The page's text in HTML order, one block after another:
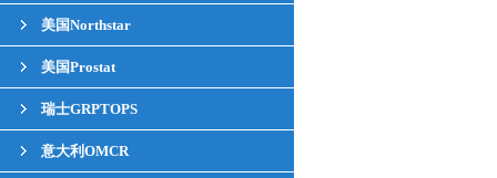
美国Northstar
美国Prostat
瑞士GRPTOPS
意大利OMCR